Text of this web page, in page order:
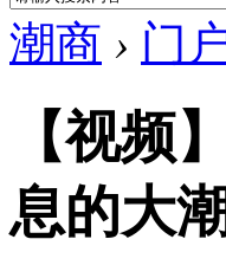
潮商 › 门
【视频
息的大